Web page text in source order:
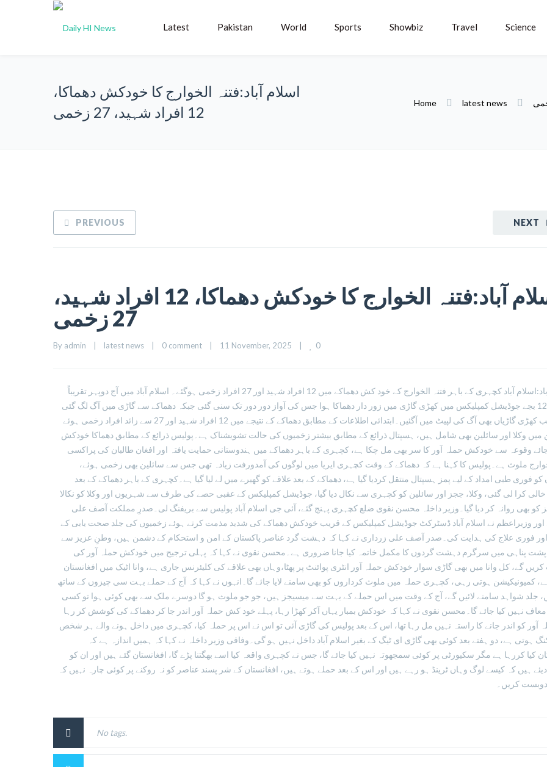
Latest Pakistan World Sports Showbiz Travel Science
اسلام آباد:فتنہ الخوارج کا خودکش دھماکا،
12 افراد شہید، 27 زخمی
Home latest news
NEXT
PREVIOUS
اسلام آباد:فتنہ الخوارج کا خودکش دھماکا، 12 افراد شہید،
27 زخمی
By admin latest news 0 comment 11 November, 2025 0
اسلام آباد:اسلام آباد کچہری کے باہر فتنہ الخوارج کے خود کش دھماکے میں 12 افراد شہید اور 27 افراد زخمی ہوگئے۔ اسلام آباد میں آج دوپہر تقریباً
ساڑھے 12 بجے جوڈیشل کمپلیکس میں کھڑی گاڑی میں زور دار دھماکا ہوا جس کی آواز دور دور تک سنی گئی جبکہ دھماکے سے گاڑی میں آگ لگ گئی
اور قریب کھڑی گاڑیاں بھی آگ کی لپیٹ میں آگئیں۔ابتدائی اطلاعات کے مطابق دھماکے کے نتیجے میں 12 افراد شہید اور 27 سے زائد افراد زخمی ہوئے
میں وکلا اور سائلین بھی شامل ہیں، ہسپتال ذرائع کے مطابق بیشتر زخمیوں کی حالت تشویشناک ہے۔پولیس ذرائع کے مطابق دھماکا خودکش
جائے وقوعہ سے خودکش حملہ آور کا سر بھی مل چکا ہے، کچہری کے باہر دھماکے میں ہندوستانی حمایت یافتہ اور افغان طالبان کی پراکسی
ملوث ہے۔پولیس کا کہنا ہے کہ دھماکے کے وقت کچہری ایریا میں لوگوں کی آمدورفت زیادہ تھی جس سے سائلین بھی زخمی ہوئے،
فوری طبی امداد کے لیے پمز ہسپتال منتقل کردیا گیا ہے، دھماکے کے بعد علاقے کو گھیرے میں لے لیا گیا ہے۔کچہری کے باہر دھماکے کے بعد
کرا لی گئی، وکلا، ججز اور سائلین کو کچہری سے نکال دیا گیا، جوڈیشل کمپلیکس کے عقبی حصے کی طرف سے شہریوں اور وکلا کو نکالا
کو بھی روانہ کر دیا گیا۔وزیر داخلہ محسن نقوی ضلع کچہری پہنچ گئے، آئی جی اسلام آباد پولیس سے بریفنگ لی۔صدرِ مملکت آصف علی
اور وزیراعظم نے اسلام آباد ڈسٹرکٹ جوڈیشل کمپلیکس کے قریب خودکش دھماکے کی شدید مذمت کرتے ہوئے زخمیوں کی جلد صحت یابی کے
اور فوری علاج کی ہدایت کی۔صدر آصف علی زرداری نے کہا کہ دہشت گرد عناصر پاکستان کے امن و استحکام کے دشمن ہیں، وطنِ عزیز سے
پشت پناہی میں سرگرم دہشت گردوں کا مکمل خاتمہ کیا جانا ضروری ہے۔محسن نقوی نے کہا کہ پہلی ترجیح میں خودکش حملہ آور کی
گے، کل وانا میں بھی گاڑی سوار خودکش حملہ آور انٹری پوائنٹ پر پھٹا،وہاں بھی علاقے کی کلیئرنس جاری ہے، وانا اٹیک میں افغانستان
کمیونیکیشن ہوتی رہی، کچہری حملہ میں ملوث کرداروں کو بھی سامنے لایا جائے گا۔انہوں نے کہا کہ آج کے حملے بہت سی چیزوں کے ساتھ
جلد شواہد سامنے لائیں گے، آج کے وقت میں اس حملے کے بہت سے میسیجز ہیں، جو جو ملوث ہو گا دوسرے ملک سے بھی کوئی ہوا تو کسی
نہیں کیا جائے گا۔محسن نقوی نے کہا کہ خودکش بمبار یہاں آکر کھڑا رہا، پہلے خود کش حملہ آور اندر جا کر دھماکے کی کوشش کر رہا
آور کو اندر جانے کا راستہ نہیں مل رہا تھا، اس کے بعد پولیس کی گاڑی آئی تو اس نے اس پر حملہ کیا، کچہری میں داخل ہونے والے ہر شخص
ہوتی ہے، دو ہفتے بعد کوئی بھی گاڑی ای ٹیگ کے بغیر اسلام آباد داخل نہیں ہو گی۔وفاقی وزیر داخلہ نے کہا کہ ہمیں اندازہ ہے کہ
کیا کررہا ہے مگر سکیورٹی پر کوئی سمجھوتہ نہیں کیا جائے گا، جس نے کچہری واقعہ کیا اسے بھگتنا پڑے گا، افغانستان گئے ہیں اور ان کو
ہیں کہ کیسے لوگ وہاں ٹرینڈ ہو رہے ہیں اور اس کے بعد حملے ہوتے ہیں، افغانستان کے شر پسند عناصر کو نہ روکنے پر کوئی چارہ نہیں کہ
کریں۔
No tags.